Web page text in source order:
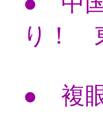
り！
● 複
あ